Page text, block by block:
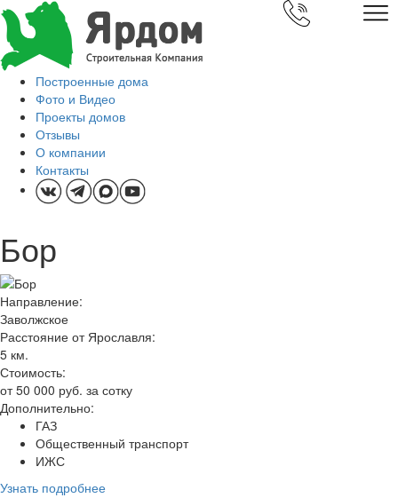
Построенные дома
Фото и Видео
Проекты домов
Отзывы
О компании
Контакты
Бор
Направление:
Заволжское
Расстояние от Ярославля:
5 км.
Стоимость:
от 50 000 руб. за сотку
Дополнительно:
ГАЗ
Общественный транспорт
ИЖС
Узнать подробнее